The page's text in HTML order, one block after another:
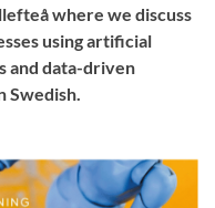
where we discuss
using artificial
and data-driven
Swedish.